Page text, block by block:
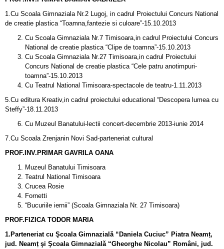
1.Cu Scoala Gimnaziala Nr.2 Lugoj, in cadrul Proiectului Concurs National
de creatie plastica “Toamna,fantezie si culoare”-15.10.2013
Cu Scoala Gimnaziala Nr.7 Timisoara,in cadrul Proiectului Concurs
National de creatie plastica “Clipe de toamna”-15.10.2013
Cu Scoala Gimnaziala Nr.27 Timisoara,in cadrul Proiectului
Concurs National de creatie plastica “Cele patru anotimpuri-
toamna”-15.10.2013
Cu Teatrul National Timisoara-spectacole de teatru-1.11.2013
5.Cu editura Kreativ,in cadrul proiectului educational “Descopera lumea cu
Steffy”-18.11.2013
Cu Muzeul Banatului-lectii concert-decembrie 2013-iunie 2014
7.Cu Scoala Zrenjanin Novi Sad-parteneriat cultural
PROF.INV.PRIMAR GAVRILA OANA
Muzeul Banatului Timisoara
Teatrul National Timisoara
Crucea Rosie
Fornetti
“Bucuriile iernii” (Scoala Gimnaziala Nr. 27 Timisoara)
PROF.FIZICA TODOR MARIA
1.Parteneriat cu Şcoala Gimnazialǎ “Daniela Cuciuc” Piatra Neamṭ,
jud. Neamṭ şi Şcoala Gimnazialǎ “Gheorghe Nicolau” Rom­­­âni, jud.